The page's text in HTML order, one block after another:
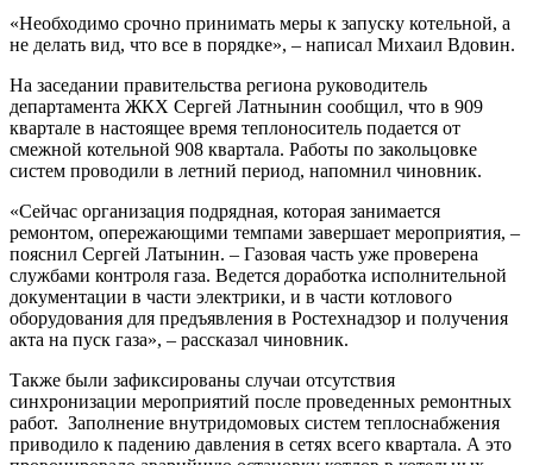
«Необходимо срочно принимать меры к запуску котельной, а
не делать вид, что все в порядке», – написал Михаил Вдовин.
На заседании правительства региона руководитель
департамента ЖКХ Сергей Латнынин сообщил, что в 909
квартале в настоящее время теплоноситель подается от
смежной котельной 908 квартала. Работы по закольцовке
систем проводили в летний период, напомнил чиновник.
«Сейчас организация подрядная, которая занимается
ремонтом, опережающими темпами завершает мероприятия, –
пояснил Сергей Латынин. – Газовая часть уже проверена
службами контроля газа. Ведется доработка исполнительной
документации в части электрики, и в части котлового
оборудования для предъявления в Ростехнадзор и получения
акта на пуск газа», – рассказал чиновник.
Также были зафиксированы случаи отсутствия
синхронизации мероприятий после проведенных ремонтных
работ. Заполнение внутридомовых систем теплоснабжения
приводило к падению давления в сетях всего квартала. А это